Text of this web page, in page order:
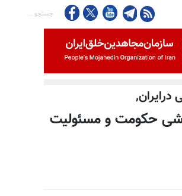
درايران,
حکومت و مسئولیت